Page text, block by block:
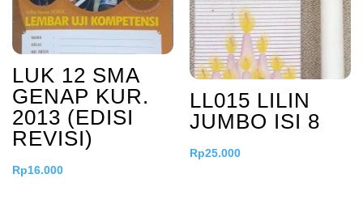
LUK 12 SMA
GENAP KUR.
2013 (EDISI
REVISI)
Rp16.000
LL015 LILIN
JUMBO ISI 8
Rp25.000